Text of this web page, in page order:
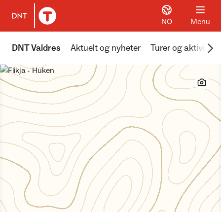
To DNT.no frontpage
NO Menu
DNT Valdres Aktuelt og nyheter Turer og